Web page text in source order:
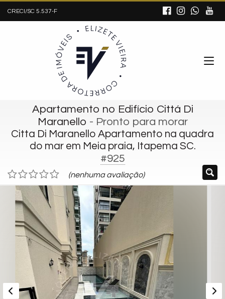
CRECI/SC 5.537-F
Apartamento no Edifício Cittá Di
Maranello - Pronto para morar
Citta Di Maranello Apartamento na quadra
do mar em Meia praia, Itapema SC.
#925
(nenhuma avaliação)